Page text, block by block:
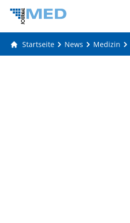
Startseite News Medizin